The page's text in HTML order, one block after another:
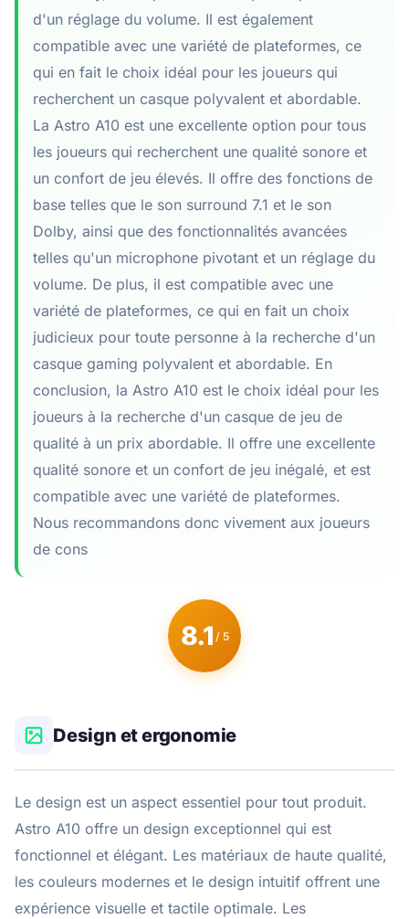
d'un réglage du volume. Il est également
compatible avec une variété de plateformes, ce
qui en fait le choix idéal pour les joueurs qui
recherchent un casque polyvalent et abordable.
La Astro A10 est une excellente option pour tous
les joueurs qui recherchent une qualité sonore et
un confort de jeu élevés. Il offre des fonctions de
base telles que le son surround 7.1 et le son
Dolby, ainsi que des fonctionnalités avancées
telles qu'un microphone pivotant et un réglage du
volume. De plus, il est compatible avec une
variété de plateformes, ce qui en fait un choix
judicieux pour toute personne à la recherche d'un
casque gaming polyvalent et abordable. En
conclusion, la Astro A10 est le choix idéal pour les
joueurs à la recherche d'un casque de jeu de
qualité à un prix abordable. Il offre une excellente
qualité sonore et un confort de jeu inégalé, et est
compatible avec une variété de plateformes.
Nous recommandons donc vivement aux joueurs
de cons
8.1 / 5
Design et ergonomie
Le design est un aspect essentiel pour tout produit.
Astro A10 offre un design exceptionnel qui est
fonctionnel et élégant. Les matériaux de haute qualité,
les couleurs modernes et le design intuitif offrent une
expérience visuelle et tactile optimale. Les